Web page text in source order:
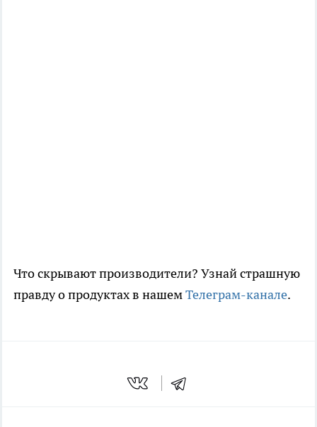
Что скрывают производители? Узнай страшную
правду о продуктах в нашемТелеграм-канале.